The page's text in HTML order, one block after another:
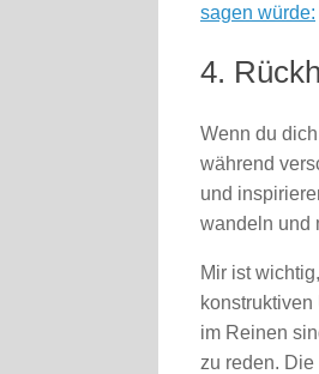
sagen würde:
4.
Wenn du
während
und
wandeln und
Mir ist
im Reinen
zu reden.